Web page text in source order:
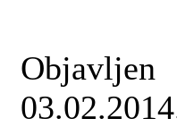
Objavljen